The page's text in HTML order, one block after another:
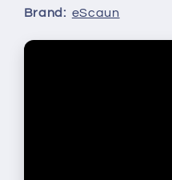
Brand: eScaun